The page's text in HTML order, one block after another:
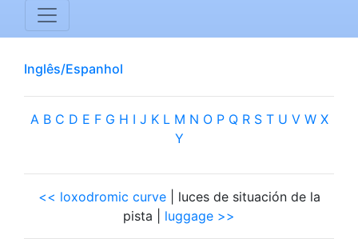
Inglês/Espanhol
A B C D E F G H I J K L M N O P Q R S T U V W X
Y
<< loxodromic curve| luces de situación de la
pista | luggage >>